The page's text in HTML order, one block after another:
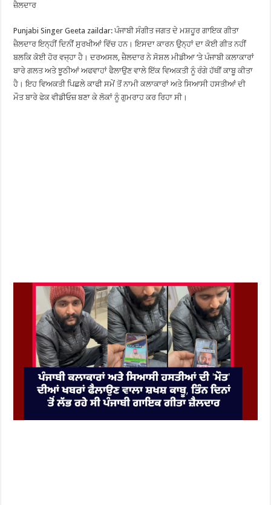
ਜ਼ੈਲਦਾਰ
Punjabi Singer Geeta zaildar: ਪੰਜਾਬੀ ਸੰਗੀਤ ਜਗਤ ਦੇ ਮਸ਼ਹੂਰ ਗਾਇਕ ਗੀਤਾ
ਜ਼ੈਲਦਾਰ ਇਨ੍ਹੀਂ ਦਿਨੀਂ ਸੁਰਖੀਆਂ ਵਿੱਚ ਹਨ। ਇਸਦਾ ਕਾਰਨ ਉਨ੍ਹਾਂ ਦਾ ਕੋਈ ਗੀਤ ਨਹੀਂ
ਬਲਕਿ ਕੋਈ ਹੋਰ ਵਜ੍ਹਾ ਹੈ। ਦਰਅਸਲ, ਜ਼ੈਲਦਾਰ ਨੇ ਸੋਸ਼ਲ ਮੀਡੀਆ ‘ਤੇ ਪੰਜਾਬੀ ਕਲਾਕਾਰਾਂ
ਬਾਰੇ ਗਲਤ ਅਤੇ ਝੂਠੀਆਂ ਅਫਵਾਹਾਂ ਫੈਲਾਉਣ ਵਾਲੇ ਇੱਕ ਵਿਅਕਤੀ ਨੂੰ ਰੰਗੇ ਹੱਥੀਂ ਕਾਬੂ ਕੀਤਾ
ਹੈ। ਇਹ ਵਿਅਕਤੀ ਪਿਛਲੇ ਕਾਫੀ ਸਮੇਂ ਤੋਂ ਨਾਮੀ ਕਲਾਕਾਰਾਂ ਅਤੇ ਸਿਆਸੀ ਹਸਤੀਆਂ ਦੀ
ਮੌਤ ਬਾਰੇ ਫੇਕ ਵੀਡੀਓਜ਼ ਬਣਾ ਕੇ ਲੋਕਾਂ ਨੂੰ ਗੁਮਰਾਹ ਕਰ ਰਿਹਾ ਸੀ।